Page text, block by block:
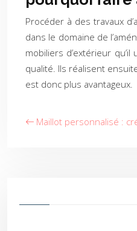
Procéder à des travaux
dans le domaine de
mobiliers d’extérieur
qualité. Ils réalisent
est donc plus avantageux.
Maillot personnalisé :